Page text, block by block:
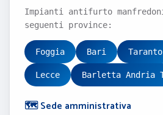
Impianti antifurto
seguenti province:
Foggia Bari Taranto
Lecce Barletta Andria
🗺️ Sede amministrativa